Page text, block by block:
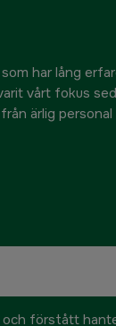
har lång
vårt fokus
ärlig
förstått